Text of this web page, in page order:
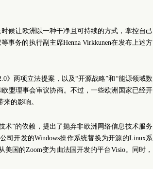
候让欧洲以一种干净且可持续的方式，掌控自己
事务的执行副主席Henna Virkkunen在发布上述方
》两项立法提案，以及“开源战略”和“能源领域数
盟理事会审议协商。不过，一些欧洲国家已经开
的影响。
术”的依赖，提出了抛弃非欧洲网络信息技术服务
司开发的Windows操作系统替换为开源的Linux系
国的Zoom变为由法国开发的平台Visio。同时，